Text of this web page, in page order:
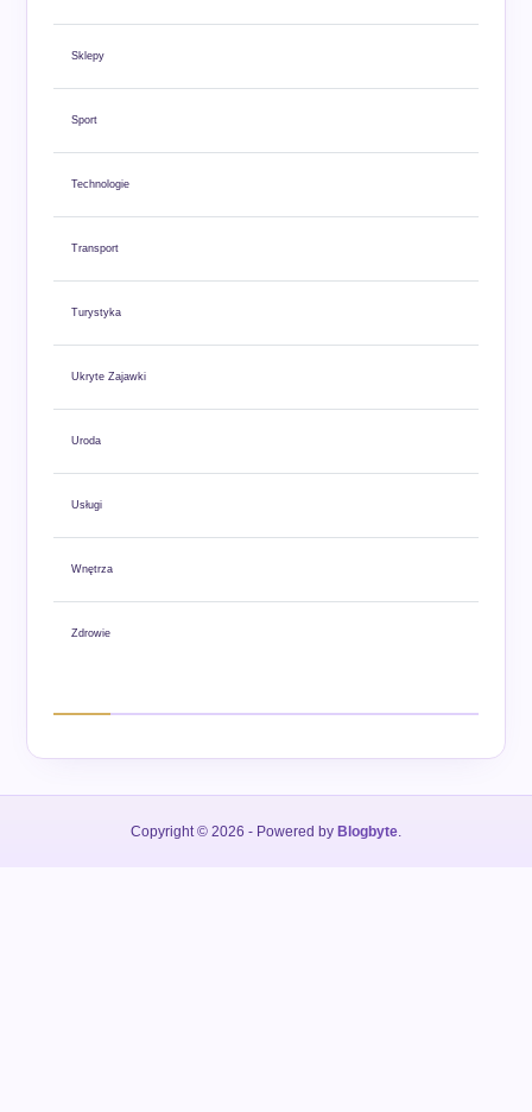
Sklepy
Sport
Technologie
Transport
Turystyka
Ukryte Zajawki
Uroda
Usługi
Wnętrza
Zdrowie
Copyright © 2026 - Powered by Blogbyte.